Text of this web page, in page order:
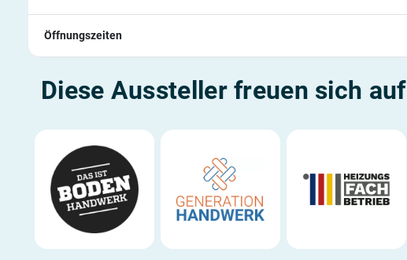
Öffnungszeiten
Diese Aussteller freuen sich